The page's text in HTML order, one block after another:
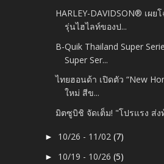
HARLEY-DAVIDSON® เผย
รุ่นไฮไลท์ของป...
B-Quik Thailand Super
Super Ser...
ไทยฮอนด้า เปิดตัว “New
ใหม่ สีข...
มิตซูบิชิ จัดเต็ม! "โปรแรง ส่ง
► 10/26 - 11/02(7)
► 10/19 - 10/26(5)